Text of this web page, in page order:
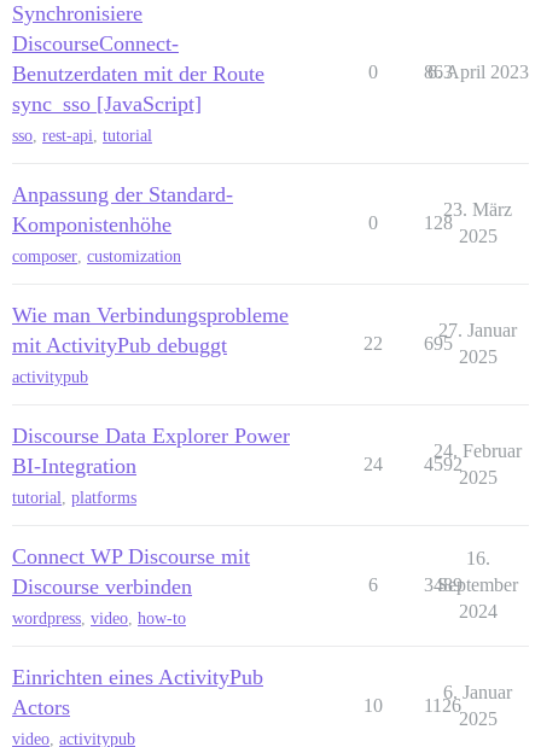
Synchronisiere
DiscourseConnect-
Benutzerdaten mit der Route
sync_sso [JavaScript]
sso, rest-api, tutorial
0 863
6. April 2023
Anpassung der Standard-
Komponistenhöhe
composer, customization
0 128
23. März
2025
Wie man Verbindungsprobleme
mit ActivityPub debuggt
activitypub
22 695
27. Januar
2025
Discourse Data Explorer Power
BI-Integration
tutorial, platforms
24 4592
24. Februar
2025
Connect WP Discourse mit
Discourse verbinden
wordpress, video, how-to
6 3489
16.
September
2024
Einrichten eines ActivityPub
Actors
video, activitypub
10 1126
6. Januar
2025